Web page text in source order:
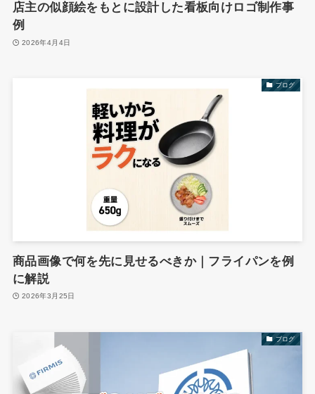
店主の似顔絵をもとに設計した看板向けロゴ制作事
例
2026年4月4日
ブログ
商品画像で何を先に見せるべきか｜フライパンを例
に解説
2026年3月25日
ブログ